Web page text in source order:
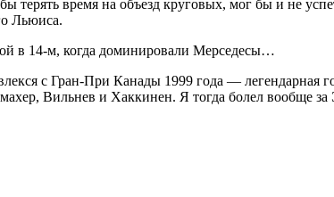
время на объезд круговых, мог бы и не
Льюиса.
в 14-м, когда доминировали Мерседесы…
с Гран-При Канады 1999 года — легендарная
Вильнев и Хаккинен. Я тогда болел вообще